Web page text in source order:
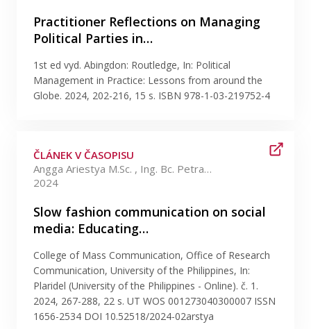
Practitioner Reflections on Managing
Political Parties in…
1st ed vyd. Abingdon: Routledge, In: Political
Management in Practice: Lessons from around the
Globe. 2024, 202-216, 15 s. ISBN 978-1-03-219752-4
ČLÁNEK V ČASOPISU
Angga Ariestya M.Sc. , Ing. Bc. Petra Koudelková Ph.D. +3 více
2024
Slow fashion communication on social
media: Educating…
College of Mass Communication, Office of Research
Communication, University of the Philippines, In:
Plaridel (University of the Philippines - Online). č. 1.
2024, 267-288, 22 s. UT WOS 001273040300007 ISSN
1656-2534 DOI 10.52518/2024-02arstya